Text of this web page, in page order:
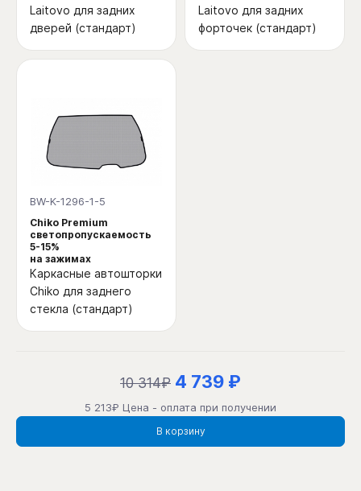
Laitovo для задних
дверей (стандарт)
Laitovo для задних
форточек (стандарт)
BW-K-1296-1-5
Chiko Premium
светопропускаемость
5-15%
на зажимах
Каркасные автошторки
Chiko для заднего
стекла (стандарт)
10 314₽ 4 739 ₽
5 213₽ Цена - оплата при получении
В корзину